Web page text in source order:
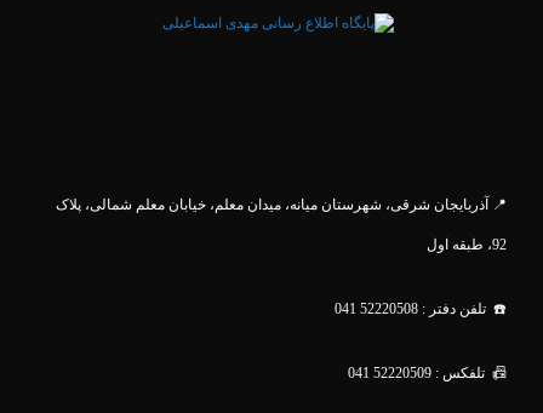
📍 آذربایجان شرقی، شهرستان میانه، میدان معلم، خیابان معلم شمالی، پلاک
92، طبقه اول
☎️ تلفن دفتر : 52220508 041
📠 تلفکس : 52220509 041